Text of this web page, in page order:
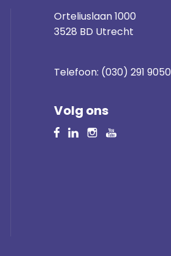
Orteliuslaan 1000
3528 BD Utrecht
Telefoon: (030) 291 9050
Volg ons